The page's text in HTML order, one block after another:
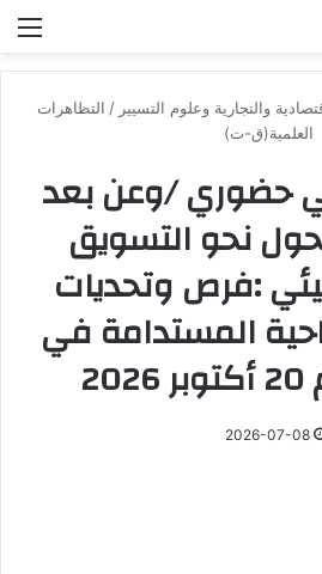
والتجارية وعلوم التسيير / التظاهرات
العلمية(ق-ت)
حضوري /وعن بعد
نحو التسويق
:فرص وتحديات
المستدامة في
2026-07-08